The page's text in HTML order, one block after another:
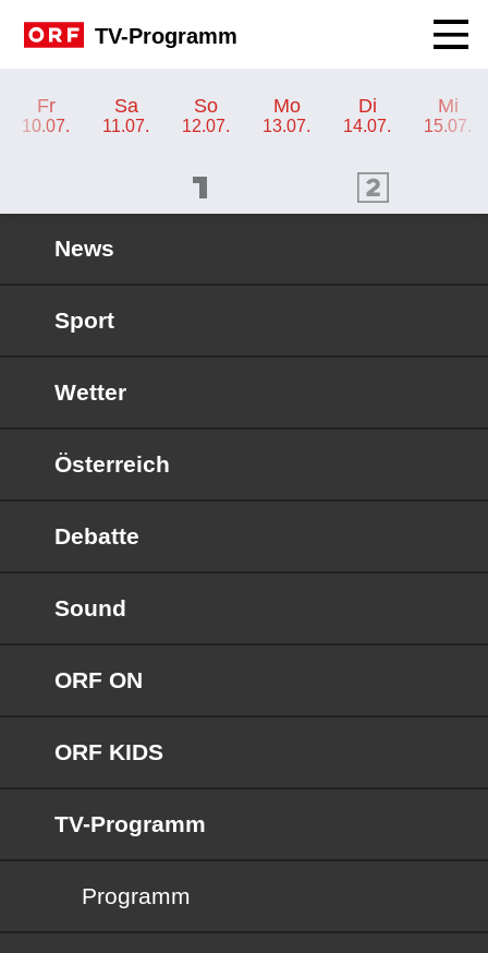
TV-Programm
Fr
10.07.
Sa
11.07.
So
12.07.
Mo
13.07.
Di
14.07.
Mi
15.07.
ORF 2 Programm
News
Sport
Wetter
Österreich
Debatte
Sound
ORF ON
ORF KIDS
TV-Programm
Programm